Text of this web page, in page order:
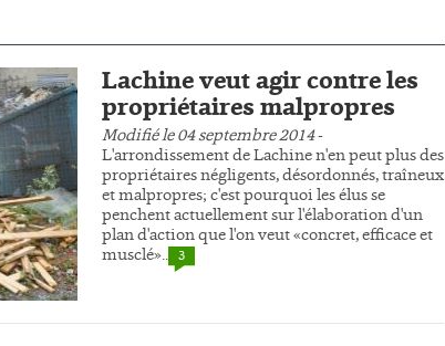
Lachine veut agir contre les
propriétaires malpropres
Modifié le 04 septembre 2014-
L'arrondissement de Lachine n'en peut plus des
propriétaires négligents, désordonnés, traîneux
et malpropres; c'est pourquoi les élus se
penchent actuellement sur l'élaboration d'un
plan d'action que l'on veut «concret, efficace et
musclé».. 3